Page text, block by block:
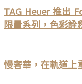
TAG Heuer 推出
限量系列，色彩詮
慢奢華，在軌道上